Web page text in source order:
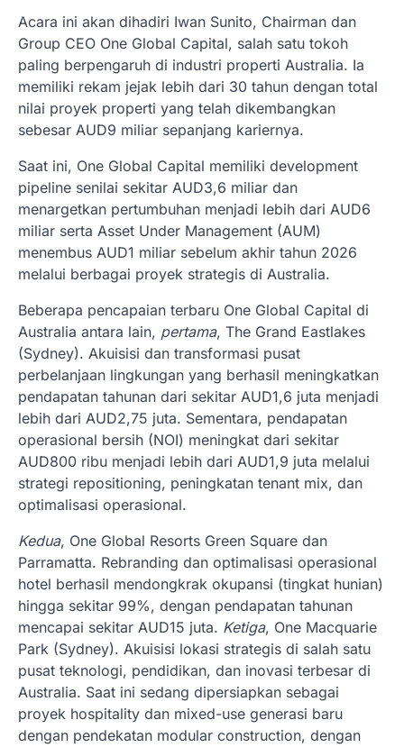
Acara ini akan dihadiri Iwan Sunito, Chairman dan
Group CEO One Global Capital, salah satu tokoh
paling berpengaruh di industri properti Australia. Ia
memiliki rekam jejak lebih dari 30 tahun dengan total
nilai proyek properti yang telah dikembangkan
sebesar AUD9 miliar sepanjang kariernya.
Saat ini, One Global Capital memiliki development
pipeline senilai sekitar AUD3,6 miliar dan
menargetkan pertumbuhan menjadi lebih dari AUD6
miliar serta Asset Under Management (AUM)
menembus AUD1 miliar sebelum akhir tahun 2026
melalui berbagai proyek strategis di Australia.
Beberapa pencapaian terbaru One Global Capital di
Australia antara lain, pertama, The Grand Eastlakes
(Sydney). Akuisisi dan transformasi pusat
perbelanjaan lingkungan yang berhasil meningkatkan
pendapatan tahunan dari sekitar AUD1,6 juta menjadi
lebih dari AUD2,75 juta. Sementara, pendapatan
operasional bersih (NOI) meningkat dari sekitar
AUD800 ribu menjadi lebih dari AUD1,9 juta melalui
strategi repositioning, peningkatan tenant mix, dan
optimalisasi operasional.
Kedua, One Global Resorts Green Square dan
Parramatta. Rebranding dan optimalisasi operasional
hotel berhasil mendongkrak okupansi (tingkat hunian)
hingga sekitar 99%, dengan pendapatan tahunan
mencapai sekitar AUD15 juta. Ketiga, One Macquarie
Park (Sydney). Akuisisi lokasi strategis di salah satu
pusat teknologi, pendidikan, dan inovasi terbesar di
Australia. Saat ini sedang dipersiapkan sebagai
proyek hospitality dan mixed-use generasi baru
dengan pendekatan modular construction, dengan